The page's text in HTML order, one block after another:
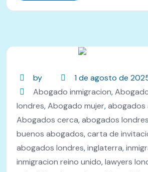
by
1 de agosto de
Abogado inmigracion,
londres,Abogado mujer,abogados
Abogados cerca,abogados londres
buenos abogados,carta de
abogados londres,inglaterra,
inmigracion reino unido,lawyers